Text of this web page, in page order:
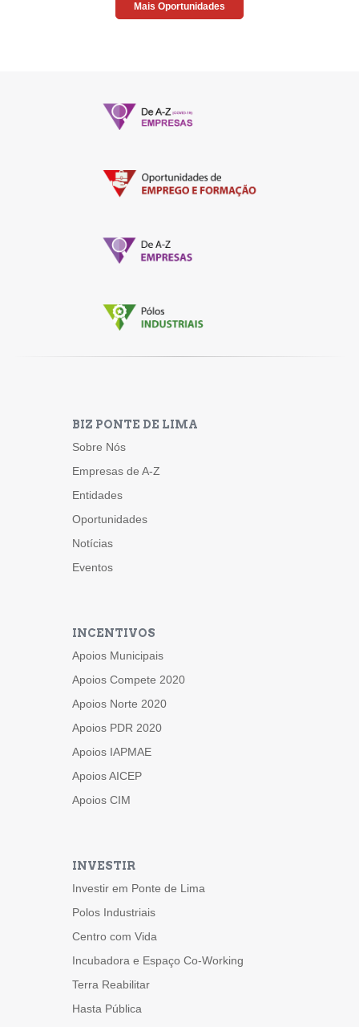
Mais Oportunidades
BIZ PONTE DE LIMA
Sobre Nós
Empresas de A-Z
Entidades
Oportunidades
Notícias
Eventos
INCENTIVOS
Apoios Municipais
Apoios Compete 2020
Apoios Norte 2020
Apoios PDR 2020
Apoios IAPMAE
Apoios AICEP
Apoios CIM
INVESTIR
Investir em Ponte de Lima
Polos Industriais
Centro com Vida
Incubadora e Espaço Co-Working
Terra Reabilitar
Hasta Pública